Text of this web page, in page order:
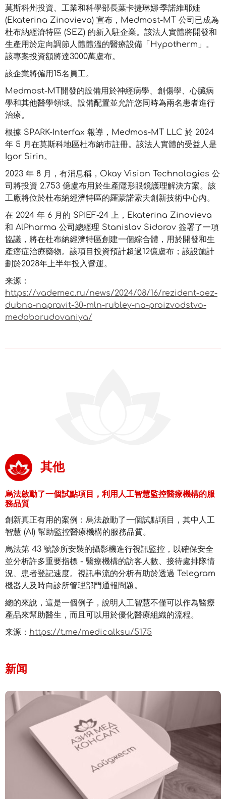
莫斯科州投資、工業和科學部長葉卡捷琳娜·季諾維耶娃
(Ekaterina Zinovieva) 宣布，Medmost-MT 公司已成為
杜布納經濟特區 (SEZ) 的新入駐企業。該法人實體將開發和
生產用於定向調節人體體溫的醫療設備「Hypotherm」。
該專案投資額將達3000萬盧布。
該企業將僱用15名員工。
Medmost-MT開發的設備用於神經病學、創傷學、心臟病
學和其他醫學領域。設備配置並允許您同時為兩名患者進行
治療。
根據 SPARK-Interfax 報導，Medmos-MT LLC 於 2024
年 5 月在莫斯科地區杜布納市註冊。該法人實體的受益人是
Igor Sirin。
2023 年 8 月，有消息稱，Okay Vision Technologies 公
司將投資 2.753 億盧布用於生產隱形眼鏡護理解決方案。該
工廠將位於杜布納經濟特區的羅蒙諾索夫創新技術中心內。
在 2024 年 6 月的 SPIEF-24 上，Ekaterina Zinovieva
和 AlPharma 公司總經理 Stanislav Sidorov 簽署了一項
協議，將在杜布納經濟特區創建一個綜合體，用於開發和生
產癌症治療藥物。該項目投資預計超過12億盧布；該設施計
劃於2028年上半年投入營運。
来源：
https://vademec.ru/news/2024/08/16/rezident-oez-
dubna-napravit-30-mln-rubley-na-proizvodstvo-
medoborudovaniya/
其他
烏法啟動了一個試點項目，利用人工智慧監控醫療機構的服
務品質
創新真正有用的案例：烏法啟動了一個試點項目，其中人工
智慧 (AI) 幫助監控醫療機構的服務品質。
烏法第 43 號診所安裝的攝影機進行視訊監控，以確保安全
並分析許多重要指標 - 醫療機構的訪客人數、接待處排隊情
況、患者登記速度。視訊串流的分析有助於透過 Telegram
機器人及時向診所管理部門通報問題。
總的來說，這是一個例子，說明人工智慧不僅可以作為醫療
產品來幫助醫生，而且可以用於優化醫療組織的流程。
来源： https://t.me/medicalksu/5175
新闻